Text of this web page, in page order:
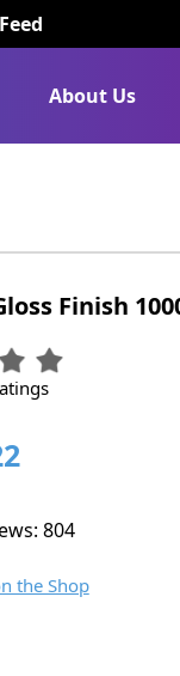
About Us
Finish
804
the Shop